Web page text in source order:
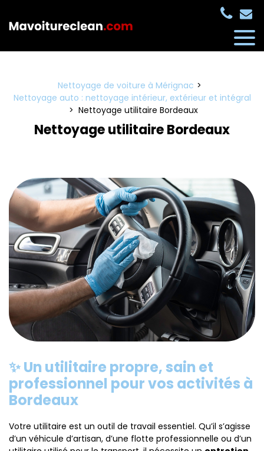
Nettoyage de voiture à Mérignac
Nettoyage auto : nettoyage intérieur, extérieur et intégral
Nettoyage utilitaire Bordeaux
Nettoyage utilitaire Bordeaux
✨ Un utilitaire propre, sain et
professionnel pour vos activités à
Bordeaux
Votre utilitaire est un outil de travail essentiel. Qu’il s’agisse
d’un véhicule d’artisan, d’une flotte professionnelle ou d’un